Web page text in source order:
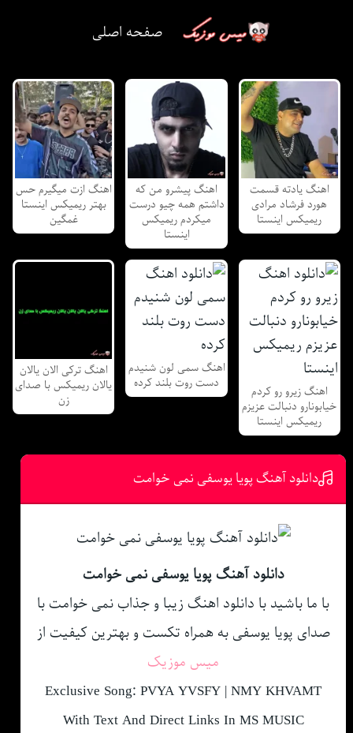
صفحه اصلی
اهنگ یادته قسمت
هورد فرشاد مرادی
ریمیکس اینستا
اهنگ پیشرو من که
داشتم همه چیو درست
میکردم ریمیکس
اینستا
اهنگ ازت میگیرم حس
بهتر ریمیکس اینستا
غمگین
اهنگ زیرو رو کردم
خیابونارو دنبالت عزیزم
ریمیکس اینستا
اهنگ سمی لون شنیدم
دست روت بلند کرده
اهنگ ترکی الان یالان
یالان ریمیکس با صدای
زن
دانلود آهنگ پویا یوسفی نمی خوامت
دانلود آهنگ پویا یوسفی نمی خوامت
با ما باشید با دانلود اهنگ زیبا و جذاب نمی خوامت با
صدای پویا یوسفی به همراه تکست و بهترین کیفیت از
میس موزیک
Exclusive Song: PVYA YVSFY | NMY KHVAMT
With Text And Direct Links In MS MUSIC